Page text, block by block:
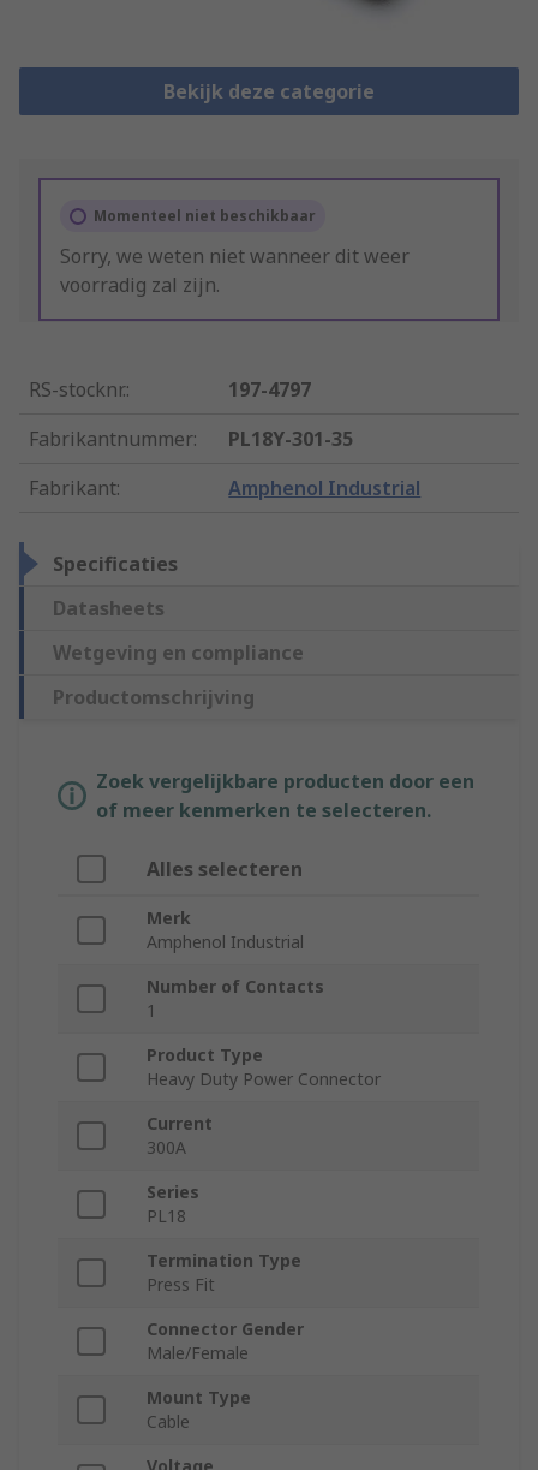
Bekijk deze categorie
Momenteel niet beschikbaar
Sorry, we weten niet wanneer dit weer
voorradig zal zijn.
RS-stocknr.:
197-4797
Fabrikantnummer:
PL18Y-301-35
Fabrikant: Amphenol Industrial
Specificaties
Datasheets
Wetgeving en compliance
Productomschrijving
Zoek vergelijkbare producten door een
of meer kenmerken te selecteren.
Alles selecteren
Merk
Amphenol Industrial
Number of Contacts
1
Product Type
Heavy Duty Power Connector
Current
300A
Series
PL18
Termination Type
Press Fit
Connector Gender
Male/Female
Mount Type
Cable